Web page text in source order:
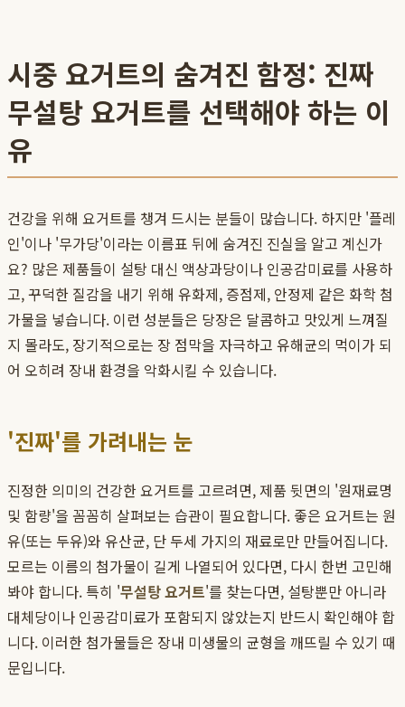
시중 요거트의 숨겨진 함정: 진짜
무설탕 요거트를 선택해야 하는 이
유
건강을 위해 요거트를 챙겨 드시는 분들이 많습니다. 하지만 '플레
인'이나 '무가당'이라는 이름표 뒤에 숨겨진 진실을 알고 계신가
요? 많은 제품들이 설탕 대신 액상과당이나 인공감미료를 사용하
고, 꾸덕한 질감을 내기 위해 유화제, 증점제, 안정제 같은 화학 첨
가물을 넣습니다. 이런 성분들은 당장은 달콤하고 맛있게 느껴질
지 몰라도, 장기적으로는 장 점막을 자극하고 유해균의 먹이가 되
어 오히려 장내 환경을 악화시킬 수 있습니다.
'진짜'를 가려내는 눈
진정한 의미의 건강한 요거트를 고르려면, 제품 뒷면의 '원재료명
및 함량'을 꼼꼼히 살펴보는 습관이 필요합니다. 좋은 요거트는 원
유(또는 두유)와 유산균, 단 두세 가지의 재료로만 만들어집니다.
모르는 이름의 첨가물이 길게 나열되어 있다면, 다시 한번 고민해
봐야 합니다. 특히 '무설탕 요거트'를 찾는다면, 설탕뿐만 아니라
대체당이나 인공감미료가 포함되지 않았는지 반드시 확인해야 합
니다. 이러한 첨가물들은 장내 미생물의 균형을 깨뜨릴 수 있기 때
문입니다.